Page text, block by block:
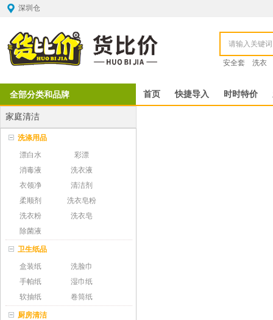
深圳仓
安全套 洗衣
全部分类和品牌 首页 快捷导入 时时特价
家庭清洁
洗涤用品
漂白水
彩漂
消毒液
洗衣液
衣领净
清洁剂
柔顺剂
洗衣皂粉
洗衣粉
洗衣皂
除菌液
卫生纸品
盒装纸
洗脸巾
手帕纸
湿巾纸
软抽纸
卷筒纸
厨房清洁